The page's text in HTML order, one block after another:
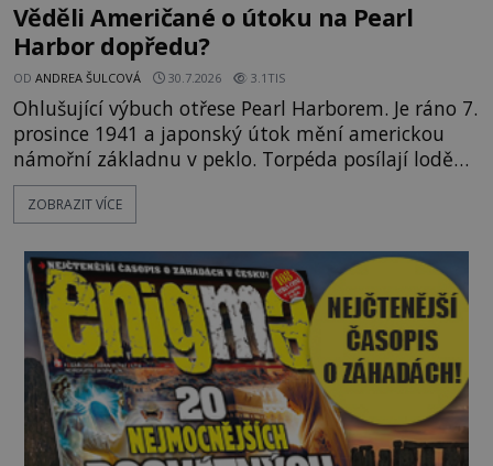
Věděli Američané o útoku na Pearl
Harbor dopředu?
OD ANDREA ŠULCOVÁ 30.7.2026 3.1TIS
Ohlušující výbuch otřese Pearl Harborem. Je ráno 7.
prosince 1941 a japonský útok mění americkou
námořní základnu v peklo. Torpéda posílají lodě
ke dnu, hladinu pokrývá hořící nafta a začíná
jeden z nejosudovějších dnů 20. století. Všude
zahaluje kouř. Japonští letci se mohou radovat.
Svého nepřítele nachyt
ZOBRAZIT VÍCE